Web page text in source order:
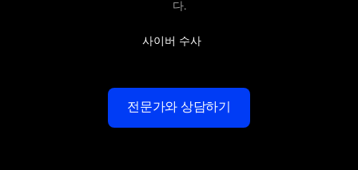
다.
사이버 수사
전문가와 상담하기